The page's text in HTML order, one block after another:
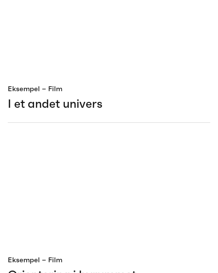
Eksempel – Film
I et andet univers
Eksempel – Film